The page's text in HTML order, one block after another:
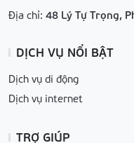
Địa chỉ: 48 Lý Tự Trọng,
DỊCH VỤ NỔI BẬT
Dịch vụ di động
Dịch vụ internet
TRỢ GIÚP